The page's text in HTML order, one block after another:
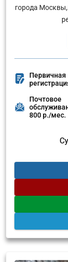
города
Первичная
Почтовое
800 р./мес.